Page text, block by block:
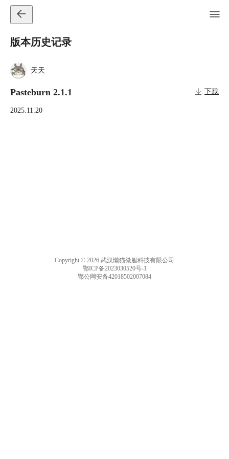
版本历史记录
天天
Pasteburn 2.1.1 下载
2025.11.20
Copyright © 2026 武汉懒猫微服科技有限公司
鄂ICP备2023030520号-1
鄂公网安备42018502007084